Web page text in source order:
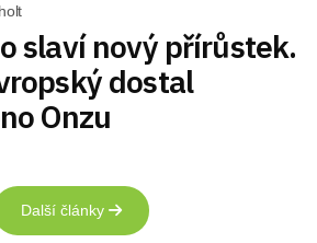
slaví nový přírůstek.
dostal
Onzu
Další články